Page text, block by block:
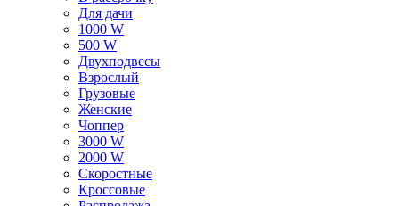
Для дачи
1000 W
500 W
Двухподвесы
Взрослый
Грузовые
Женские
Чоппер
3000 W
2000 W
Скоростные
Кроссовые